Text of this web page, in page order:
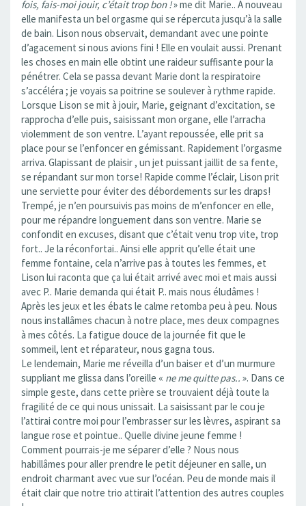
fois, fais-moi jouir, c’était trop bon !» me dit Marie.. A nouveau
elle manifesta un bel orgasme qui se répercuta jusqu’à la salle
de bain. Lison nous observait, demandant avec une pointe
d’agacement si nous avions fini ! Elle en voulait aussi. Prenant
les choses en main elle obtint une raideur suffisante pour la
pénétrer. Cela se passa devant Marie dont la respiratoire
s’accéléra ; je voyais sa poitrine se soulever à rythme rapide.
Lorsque Lison se mit à jouir, Marie, geignant d’excitation, se
rapprocha d’elle puis, saisissant mon organe, elle l’arracha
violemment de son ventre. L’ayant repoussée, elle prit sa
place pour se l’enfoncer en gémissant. Rapidement l’orgasme
arriva. Glapissant de plaisir , un jet puissant jaillit de sa fente,
se répandant sur mon torse! Rapide comme l’éclair, Lison prit
une serviette pour éviter des débordements sur les draps!
Trempé, je n’en poursuivis pas moins de m’enfoncer en elle,
pour me répandre longuement dans son ventre. Marie se
confondit en excuses, disant que c’était venu trop vite, trop
fort.. Je la réconfortai.. Ainsi elle apprit qu’elle était une
femme fontaine, cela n’arrive pas à toutes les femmes, et
Lison lui raconta que ça lui était arrivé avec moi et mais aussi
avec P.. Marie demanda qui était P.. mais nous éludâmes !
Après les jeux et les ébats le calme retomba peu à peu. Nous
nous installâmes chacun à notre place, mes deux compagnes
à mes côtés. La fatigue douce de la journée fit que le
sommeil, lent et réparateur, nous gagna tous.
Le lendemain, Marie me réveilla d’un baiser et d’un murmure
suppliant me glissa dans l’oreille « ne me quitte pas.. ». Dans ce
simple geste, dans cette prière se trouvaient déjà toute la
fragilité de ce qui nous unissait. La saisissant par le cou je
l’attirai contre moi pour l’embrasser sur les lèvres, aspirant sa
langue rose et pointue.. Quelle divine jeune femme !
Comment pourrais-je me séparer d’elle ? Nous nous
habillâmes pour aller prendre le petit déjeuner en salle, un
endroit charmant avec vue sur l’océan. Peu de monde mais il
était clair que notre trio attirait l’attention des autres couples